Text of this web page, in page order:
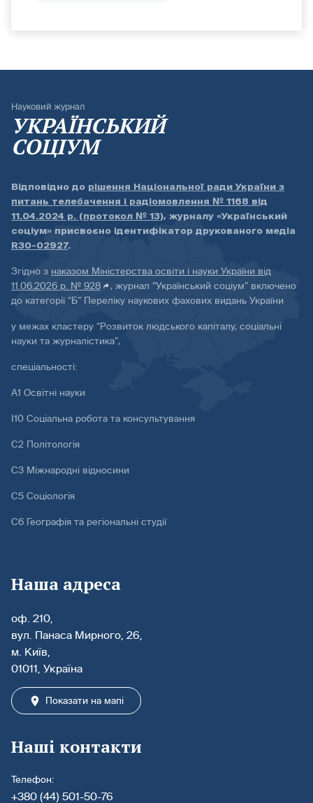
Науковий журнал
УКРАЇНСЬКИЙ
СОЦІУМ
Відповідно до рішення Національної ради України з
питань телебачення і радіомовлення № 1168 від
11.04.2024 р. (протокол № 13), журналу «Український
соціум» присвоєно ідентифікатор друкованого медіа
R30-02927.
Згідно з наказом Міністерства освіти і науки України від
11.06.2026 р. № 928
, журнал “Український соціум” включено
до категорії “Б” Переліку наукових фахових видань України
у межах кластеру “Розвиток людського капіталу, соціальні
науки та журналістика”,
спеціальності:
А1 Освітні науки
І10 Соціальна робота та консультування
С2 Політологія
С3 Міжнародні відносини
С5 Соціологія
С6 Географія та регіональні студії
Наша адреса
оф. 210,
вул. Панаса Мирного, 26,
м. Київ,
01011, Україна
Показати на мапі
Наші контакти
Телефон:
+380 (44) 501-50-76